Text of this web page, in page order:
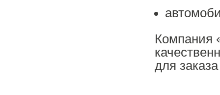
Компания
для